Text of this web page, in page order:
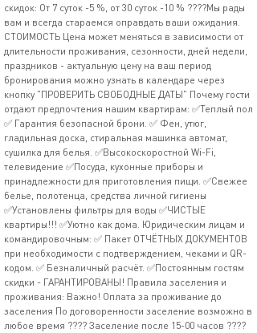
скидок: От 7 суток -5 %, от 30 суток -10 % ????Мы рады
вам и всегда стараемся оправдать ваши ожидания.
СТОИМОСТЬ Цена может меняться в зависимости от
длительности проживания, сезонности, дней недели,
праздников - актуальную цену на ваш период
бронирования можно узнать в календаре через
кнопку "ПРОВЕРИТЬ СВОБОДНЫЕ ДАТЫ" Почему гости
отдают предпочтения нашим квартирам: ✅Теплый пол
✅ Гарантия безопасной брони. ✅ Фен, утюг,
гладильная доска, стиральная машинка автомат,
сушилка для белья. ✅Высокоскоростной Wi-Fi,
телевидение ✅Посуда, кухонные приборы и
принадлежности для приготовления пищи. ✅Свежее
белье, полотенца, средства личной гигиены
✅Установлены фильтры для воды ✅ЧИСТЫЕ
квартиры!!! ✅Уютно как дома. Юридическим лицам и
командировочным: ✅ Пакет ОТЧЁТНЫХ ДОКУМЕНТОВ
при необходимости с подтверждением, чеками и QR-
кодом. ✅ Безналичный расчёт. ✅Постоянным гостям
скидки - ГАРАНТИРОВАНЫ! Правила заселения и
проживания: Baжнo! Oплaта зa пpоживание до
зaсeления По договоренности заселение возможно в
любое время ???? Заселение после 15-00 часов ????